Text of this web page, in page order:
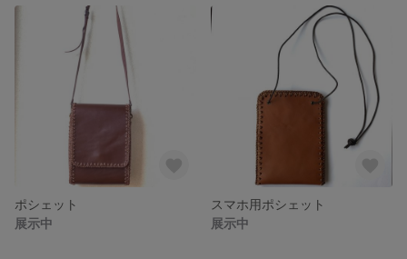
ポシェット
展示中
スマホ用ポシェット
展示中